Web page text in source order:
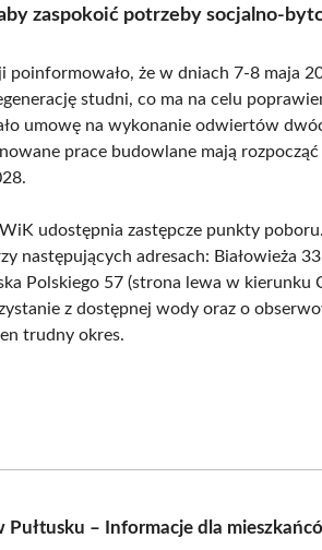
zaspokoić potrzeby socjalno-
że w dniach 7-8 maja
studni, co ma na celu
umowę na wykonanie odwiertów
prace budowlane mają
udostępnia zastępcze punkty
następujących adresach: Białowieża
Polskiego 57 (strona lewa w kierunku
z dostępnej wody oraz o
trudny okres.
– Informacje dla